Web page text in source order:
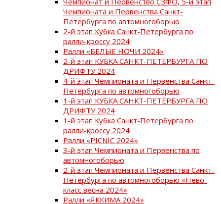
Чемпионата и Первенства Санкт-
Петербурга по автомногоборью
2-й этап Кубка Санкт-Петербурга по
ралли-кроссу 2024
Ралли «БЕЛЫЕ НОЧИ 2024»
2-й этап КУБКА САНКТ-ПЕТЕРБУРГА ПО
ДРИФТУ 2024
4-й этап Чемпионата и Первенства Санкт-
Петербурга по автомногоборью
1-й этап КУБКА САНКТ-ПЕТЕРБУРГА ПО
ДРИФТУ 2024
1-й этап Кубка Санкт-Петербурга по
ралли-кроссу 2024
Ралли «PICNIC 2024»
3-й этап Чемпионата и Первенства по
автомногоборью
2-й этап Чемпионата и Первенства Санкт-
Петербурга по автомногоборью «Нево-
класс весна 2024»
Ралли «ЯККИМА 2024»